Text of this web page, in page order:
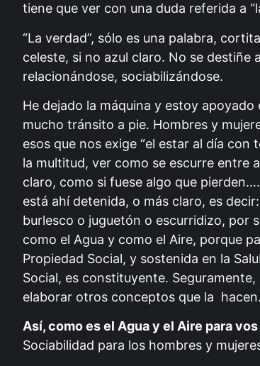
tiene que ver con una duda referida a
“La verdad”, sólo es una palabra,
celeste, si no azul claro. No se destiñe
relacionándose, sociabilizándose.
He dejado la máquina y estoy
mucho tránsito a pie. Hombres y
esos que nos exige “el estar al día
la multitud, ver como se escurre entre
claro, como si fuese algo que
está ahí detenida, o más claro, es
burlesco o juguetón o escurridizo, por
como el Agua y como el Aire, porque
Propiedad Social, y sostenida en la
Social, es constituyente.
elaborar otros conceptos que la hacen.
Así, como es el Agua y el Aire para
Sociabilidad para los hombres y